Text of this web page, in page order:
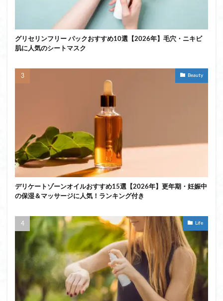
グリセリンフリー パックおすすめ10選【2026年】毛穴・ニキビ
肌に人気のシートマスク
Beauty
デリケートゾーンオイルおすすめ15選【2026年】更年期・妊娠中
の保湿＆マッサージに人気！ランキング付き
Life